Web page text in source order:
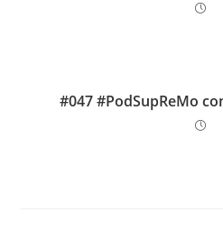
#047 #PodSupReMo